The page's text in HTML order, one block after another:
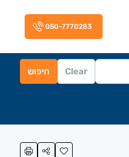
050-7770283
Clear חיפוש